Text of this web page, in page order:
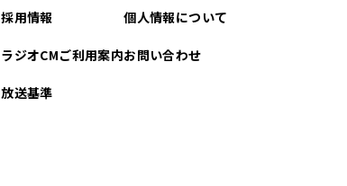
採用情報
ラジオCMご利用案内
放送基準
個人情報について
お問い合わせ